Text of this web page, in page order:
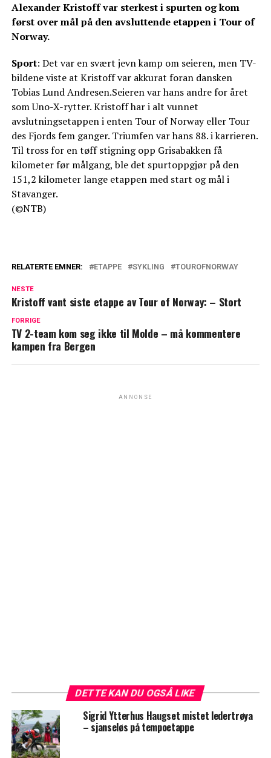
Alexander Kristoff var sterkest i spurten og kom
først over mål på den avsluttende etappen i Tour of
Norway.
Sport: Det var en svært jevn kamp om seieren, men TV-
bildene viste at Kristoff var akkurat foran dansken
Tobias Lund Andresen.Seieren var hans andre for året
som Uno-X-rytter. Kristoff har i alt vunnet
avslutningsetappen i enten Tour of Norway eller Tour
des Fjords fem ganger. Triumfen var hans 88. i karrieren.
Til tross for en tøff stigning opp Grisabakken få
kilometer før målgang, ble det spurtoppgjør på den
151,2 kilometer lange etappen med start og mål i
Stavanger.
(©NTB)
RELATERTE EMNER: ETAPPE SYKLING TOUROFNORWAY
NESTE
Kristoff vant siste etappe av Tour of Norway: – Stort
FORRIGE
TV 2-team kom seg ikke til Molde – må kommentere
kampen fra Bergen
ANNONSE
DETTE KAN DU OGSÅ LIKE
Sigrid Ytterhus Haugset mistet ledertrøya
– sjanseløs på tempoetappe